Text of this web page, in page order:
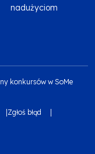
nadużyciom
konkursów w SoMe
Zgłoś błąd